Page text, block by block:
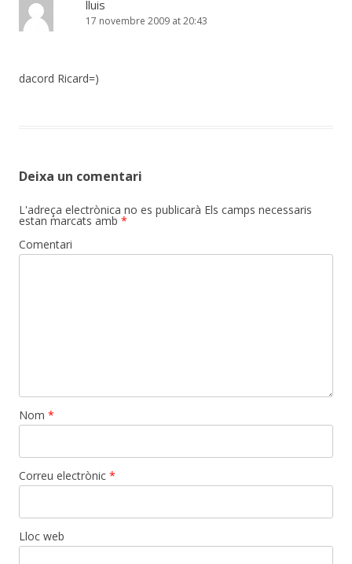
lluis
17 novembre 2009 at 20:43
dacord Ricard=)
Deixa un comentari
L'adreça electrònica no es publicarà Els camps necessaris
estan marcats amb *
Comentari
Nom *
Correu electrònic *
Lloc web